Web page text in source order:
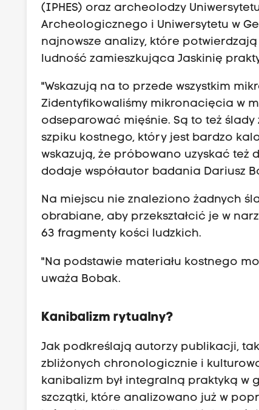
(IPHES) oraz archeolodzy
Archeologicznego i Uniwersytetu w
najnowsze analizy, które
ludność zamieszkująca Jaskinię
"Wskazują na to przede wszystkim
Zidentyfikowaliśmy mikronacięcia w
odseparować mięśnie. Są to też
szpiku kostnego, który jest bardzo
wskazują, że próbowano uzyskać też
dodaje współautor badania Dariusz
Na miejscu nie znaleziono żadnych
obrabiane, aby przekształcić je w
63 fragmenty kości ludzkich.
"Na podstawie materiału kostnego
uważa Bobak.
Kanibalizm rytualny?
Jak podkreślają autorzy publikacji,
zbliżonych chronologicznie i
kanibalizm był integralną praktyką
szczątki, które analizowano już w